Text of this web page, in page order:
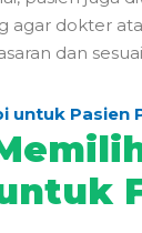
agar dokter
dan
untuk Pasien